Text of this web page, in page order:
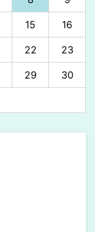
15 16
22 23
29 30